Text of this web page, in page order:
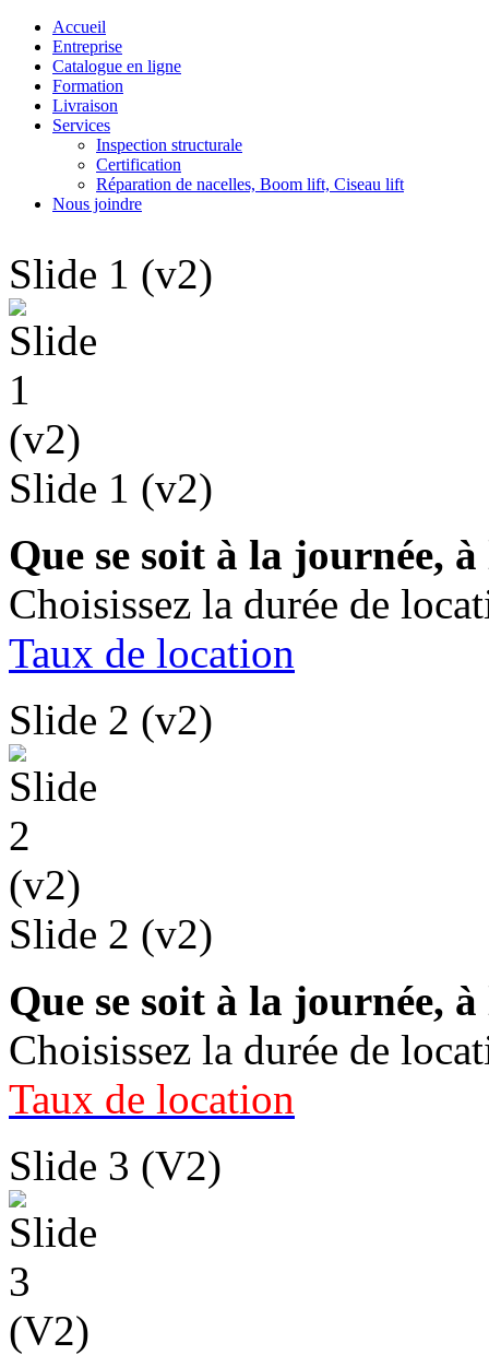
Accueil
Entreprise
Catalogue en ligne
Formation
Livraison
Services
Inspection structurale
Certification
Réparation de nacelles, Boom lift, Ciseau lift
Nous joindre
Slide 1 (v2)
Slide 1 (v2)
Que se soit à la journée,
Choisissez la durée de
Taux de location
Slide 2 (v2)
Slide 2 (v2)
Que se soit à la journée,
Choisissez la durée de
Taux de location
Slide 3 (V2)